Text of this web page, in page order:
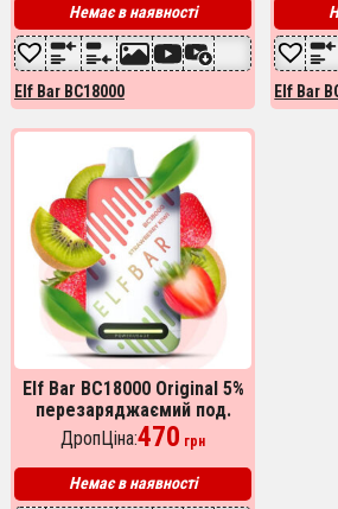
Немає в наявності
Elf Bar BC18000 Elf Bar
Elf Bar BC18000 Original 5%
перезаряджаємий под.
Полуниця Ківі (Strawberry
Kiwi)
ДропЦіна:470 грн
Немає в наявності